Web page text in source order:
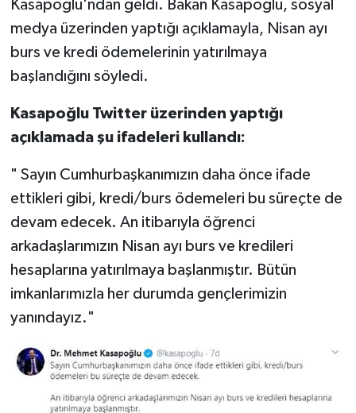
Kasapoğlu'ndan geldi. Bakan Kasapoğlu, sosyal
medya üzerinden yaptığı açıklamayla, Nisan ayı
burs ve kredi ödemelerinin yatırılmaya
başlandığını söyledi.
Kasapoğlu Twitter üzerinden yaptığı
açıklamada şu ifadeleri kullandı:
" Sayın Cumhurbaşkanımızın daha önce ifade
ettikleri gibi, kredi/burs ödemeleri bu süreçte de
devam edecek. An itibarıyla öğrenci
arkadaşlarımızın Nisan ayı burs ve kredileri
hesaplarına yatırılmaya başlanmıştır. Bütün
imkanlarımızla her durumda gençlerimizin
yanındayız."